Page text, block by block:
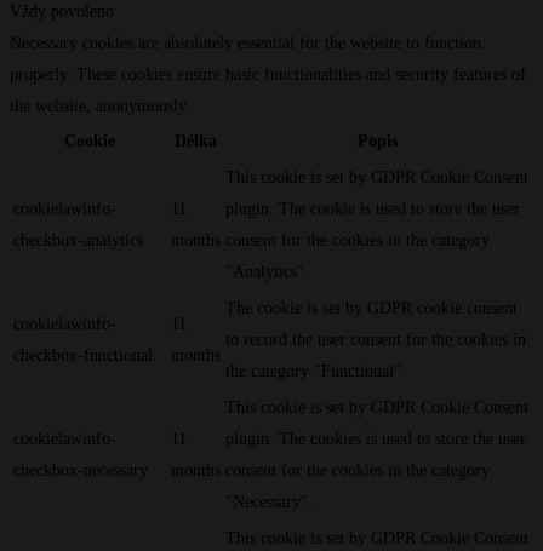
Vždy povoleno
Necessary cookies are absolutely essential for the website to function
properly. These cookies ensure basic functionalities and security features of
the website, anonymously.
Cookie
Délka Popis
cookielawinfo-
checkbox-analytics
months
This cookie is set by GDPR Cookie Consent
plugin. The cookie is used to store the user
consent for the cookies in the category
"Analytics".
cookielawinfo-
checkbox-functional
months
The cookie is set by GDPR cookie consent
to record the user consent for the cookies in
the category "Functional".
cookielawinfo-
checkbox-necessary
months
This cookie is set by GDPR Cookie Consent
plugin. The cookies is used to store the user
consent for the cookies in the category
"Necessary".
This cookie is set by GDPR Cookie Consent